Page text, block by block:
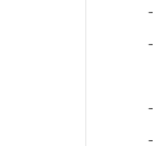
-
-
【
-
-